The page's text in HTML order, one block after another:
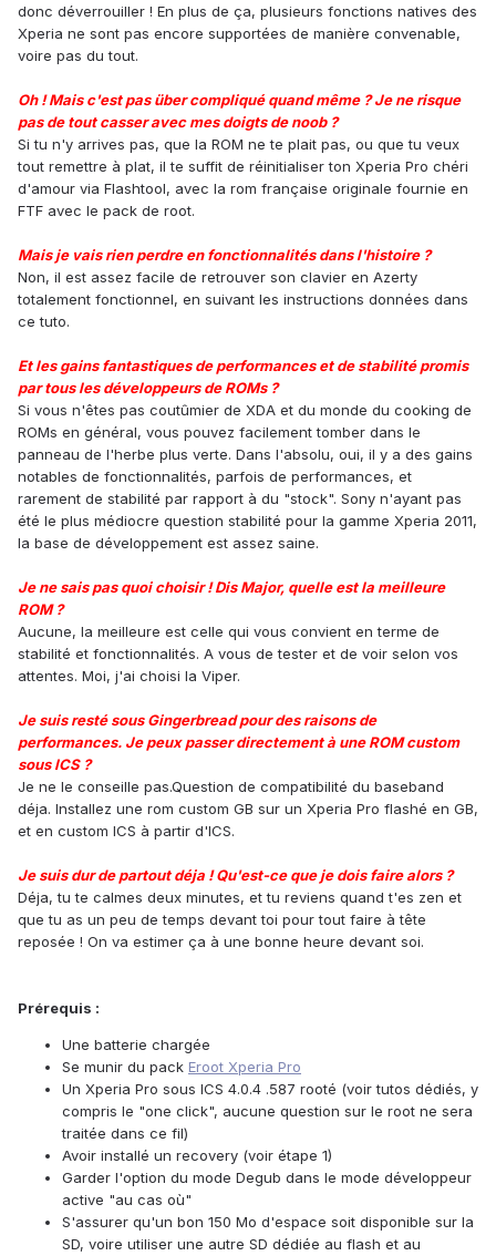
donc déverrouiller ! En plus de ça, plusieurs fonctions natives des
Xperia ne sont pas encore supportées de manière convenable,
voire pas du tout.
Oh ! Mais c'est pas über compliqué quand même ? Je ne risque
pas de tout casser avec mes doigts de noob ?
Si tu n'y arrives pas, que la ROM ne te plait pas, ou que tu veux
tout remettre à plat, il te suffit de réinitialiser ton Xperia Pro chéri
d'amour via Flashtool, avec la rom française originale fournie en
FTF avec le pack de root.
Mais je vais rien perdre en fonctionnalités dans l'histoire ?
Non, il est assez facile de retrouver son clavier en Azerty
totalement fonctionnel, en suivant les instructions données dans
ce tuto.
Et les gains fantastiques de performances et de stabilité promis
par tous les développeurs de ROMs ?
Si vous n'êtes pas coutûmier de XDA et du monde du cooking de
ROMs en général, vous pouvez facilement tomber dans le
panneau de l'herbe plus verte. Dans l'absolu, oui, il y a des gains
notables de fonctionnalités, parfois de performances, et
rarement de stabilité par rapport à du "stock". Sony n'ayant pas
été le plus médiocre question stabilité pour la gamme Xperia 2011,
la base de développement est assez saine.
Je ne sais pas quoi choisir ! Dis Major, quelle est la meilleure
ROM ?
Aucune, la meilleure est celle qui vous convient en terme de
stabilité et fonctionnalités. A vous de tester et de voir selon vos
attentes. Moi, j'ai choisi la Viper.
Je suis resté sous Gingerbread pour des raisons de
performances. Je peux passer directement à une ROM custom
sous ICS ?
Je ne le conseille pas.Question de compatibilité du baseband
déja. Installez une rom custom GB sur un Xperia Pro flashé en GB,
et en custom ICS à partir d'ICS.
Je suis dur de partout déja ! Qu'est-ce que je dois faire alors ?
Déja, tu te calmes deux minutes, et tu reviens quand t'es zen et
que tu as un peu de temps devant toi pour tout faire à tête
reposée ! On va estimer ça à une bonne heure devant soi.
Prérequis :
Une batterie chargée
Se munir du pack Eroot Xperia Pro
Un Xperia Pro sous ICS 4.0.4 .587 rooté (voir tutos dédiés, y
compris le "one click", aucune question sur le root ne sera
traitée dans ce fil)
Avoir installé un recovery (voir étape 1)
Garder l'option du mode Degub dans le mode développeur
active "au cas où"
S'assurer qu'un bon 150 Mo d'espace soit disponible sur la
SD, voire utiliser une autre SD dédiée au flash et au